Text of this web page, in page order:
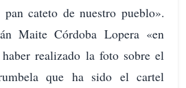
cateto de nuestro pueblo».
Maite Córdoba Lopera «en
realizado la foto sobre el
que ha sido el cartel